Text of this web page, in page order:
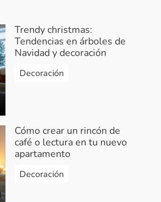
Trendy christmas:
Tendencias en árboles de
Navidad y decoración
Decoración
Cómo crear un rincón de
café o lectura en tu nuevo
apartamento
Decoración